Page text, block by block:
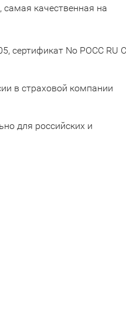
качественная на
сертификат No POCC RU
в страховой компании
для российских и